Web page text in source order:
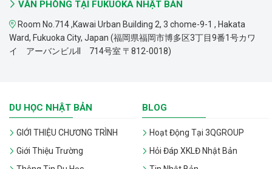
VĂN PHÒNG TẠI FUKUOKA NHẬT BẢN
Room No.714 ,Kawai Urban Building 2, 3 chome-9-1 , Hakata
Ward, Fukuoka City, Japan (福岡県福岡市博多区3丁目9番1号カワ
イ アーバンビルII 714号室 〒812-0018)
DU HỌC NHẬT BẢN
GIỚI THIỆU CHƯƠNG TRÌNH
Giới Thiệu Trường
BLOG
Hoạt Động Tại 3QGROUP
Hỏi Đáp XKLĐ Nhật Bản